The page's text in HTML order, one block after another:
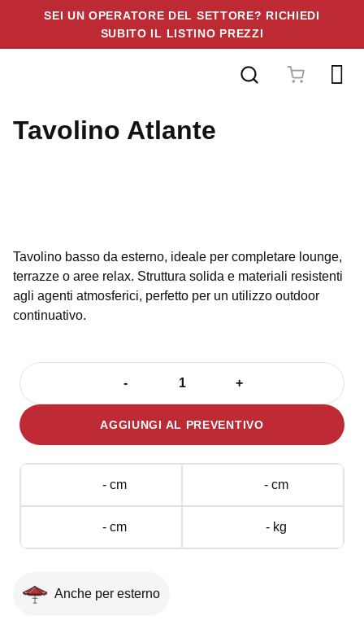
SEI UN OPERATORE DEL SETTORE? RICHIEDI
SUBITO IL LISTINO PREZZI
Tavolino Atlante
Tavolino basso da esterno, ideale per completare lounge,
terrazze o aree relax. Struttura solida e materiali resistenti
agli agenti atmosferici, perfetto per un utilizzo outdoor
continuativo.
-
Tavolino
quantità
+
AGGIUNGI AL PREVENTIVO
- cm - cm
- cm - kg
Anche per esterno